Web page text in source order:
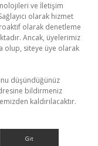
ve İletişim
olarak hizmet
olarak denetleme
Ancak, üyelerimiz
olup, siteye üye olarak
düşündüğünüz
bildirmeniz
kaldırılacaktır.